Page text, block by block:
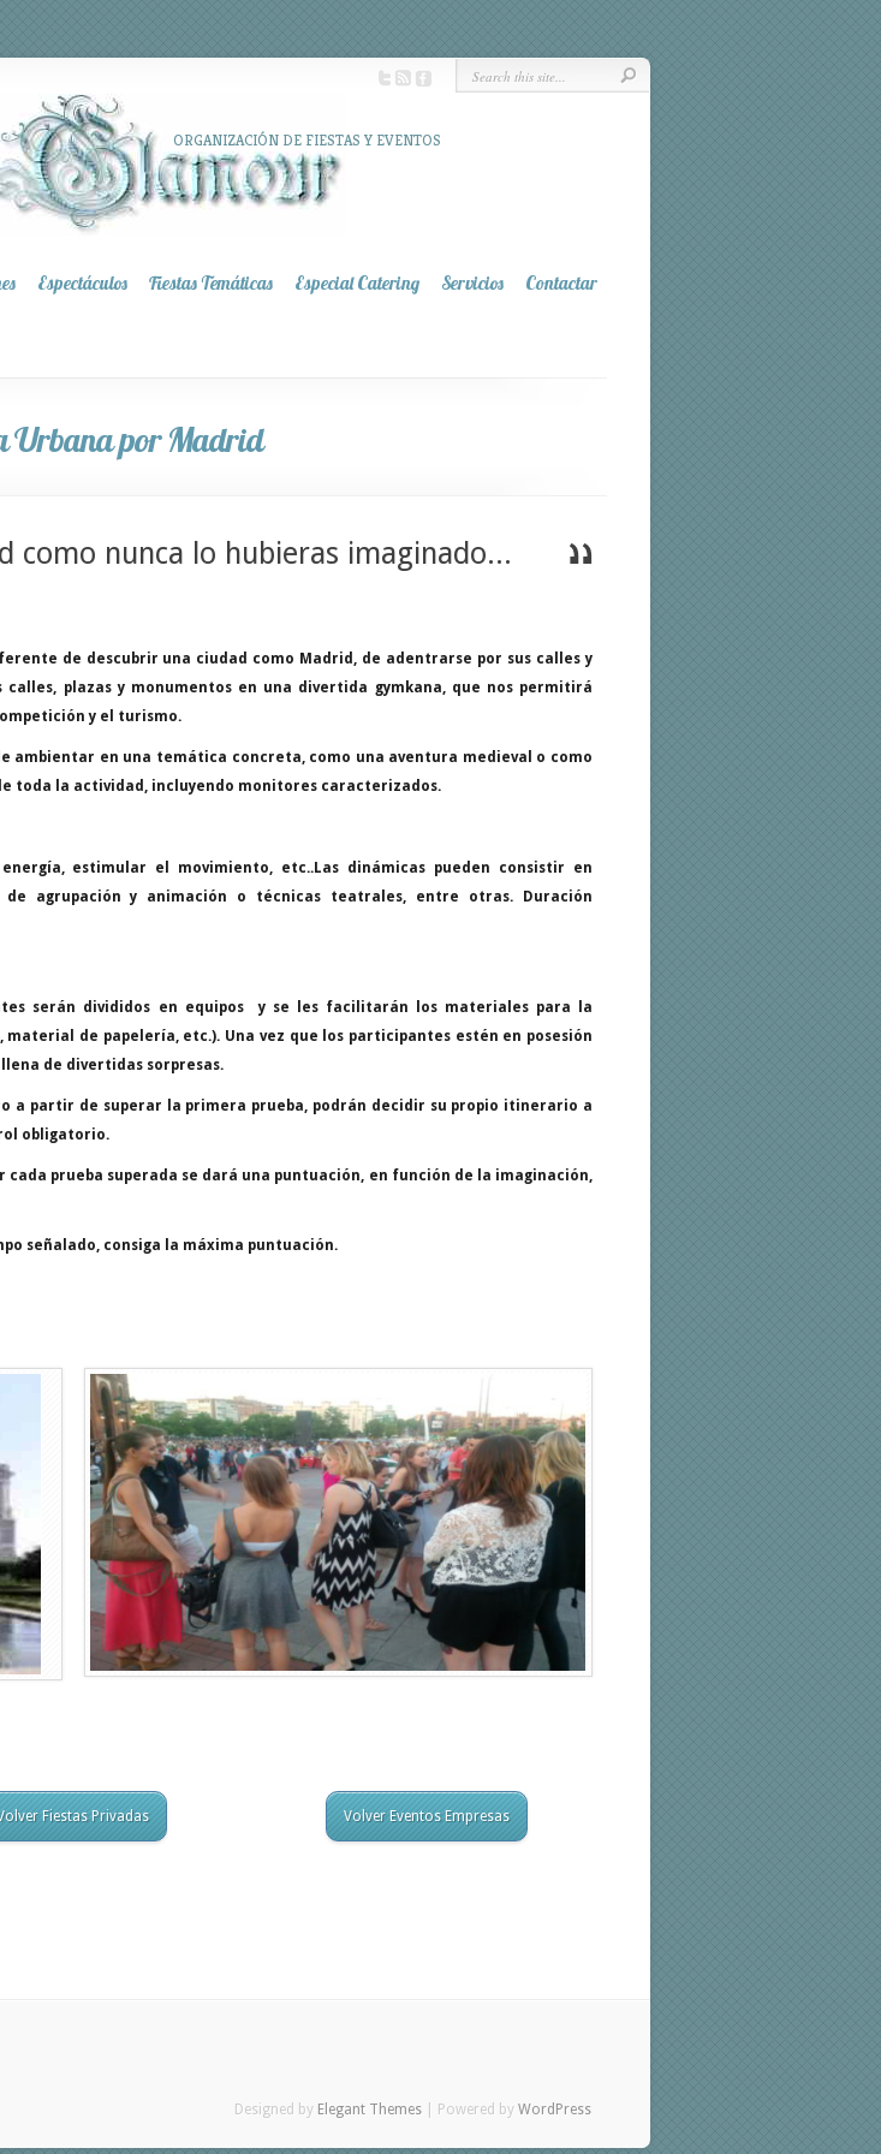
ORGANIZACIÓN DE FIESTAS Y EVENTOS
Espectáculos Fiestas Temáticas Especial Catering Servicios Contactar
Urbana por Madrid
nunca lo hubieras imaginado...
de descubrir una ciudad como Madrid, de adentrarse por sus calles y
plazas y monumentos en una divertida gymkana, que nos permitirá
y el turismo.
ambientar en una temática concreta, como una aventura medieval o como
toda la actividad, incluyendo monitores caracterizados.
estimular el movimiento, etc..Las dinámicas pueden consistir en
agrupación y animación o técnicas teatrales, entre otras. Duración
serán divididos en equipos y se les facilitarán los materiales para la
de papelería, etc.). Una vez que los participantes estén en posesión
de divertidas sorpresas.
a partir de superar la primera prueba, podrán decidir su propio itinerario a
obligatorio.
cada prueba superada se dará una puntuación, en función de la imaginación,
señalado, consiga la máxima puntuación.
Fiestas Privadas Volver Eventos Empresas
Designed by Elegant Themes | Powered by WordPress